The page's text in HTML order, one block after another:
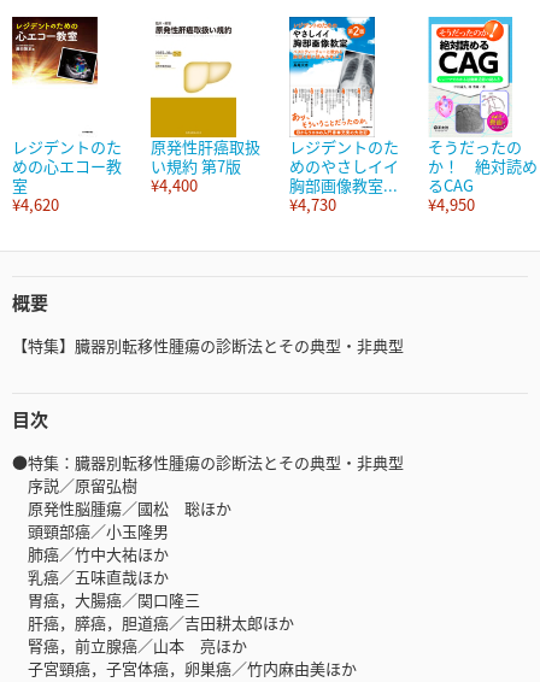
レジデントのた
めの心エコー教
室
¥4,620
原発性肝癌取扱
い規約 第7版
¥4,400
レジデントのた
めのやさしイイ
胸部画像教室...
¥4,730
そうだったの
か！ 絶対読め
るCAG
¥4,950
概要
【特集】臓器別転移性腫瘍の診断法とその典型・非典型
目次
●特集：臓器別転移性腫瘍の診断法とその典型・非典型
序説／原留弘樹
原発性脳腫瘍／國松 聡ほか
頭頸部癌／小玉隆男
肺癌／竹中大祐ほか
乳癌／五味直哉ほか
胃癌，大腸癌／関口隆三
肝癌，膵癌，胆道癌／吉田耕太郎ほか
腎癌，前立腺癌／山本 亮ほか
子宮頸癌，子宮体癌，卵巣癌／竹内麻由美ほか